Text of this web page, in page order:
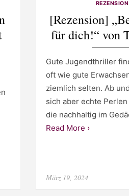
REZENSION
[Rezension]
für dich!“ von
Gute Jugendthriller
oft wie gute
ziemlich selten. Ab
sich aber echte
die nachhaltig im
Read More ›
Posted
März 19, 2024